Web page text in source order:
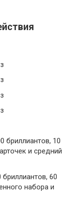
бриллиантов, 10
и средний
60
набора и